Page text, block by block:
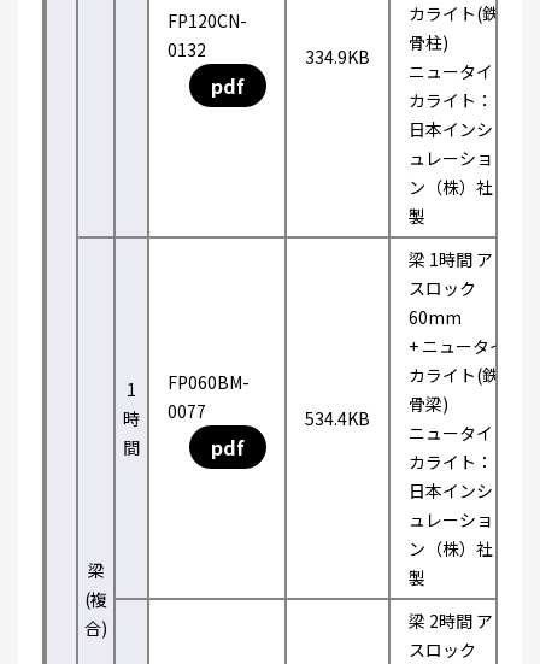
FP120CN-
0132
pdf
334.9KB
カライト(鉄
骨柱)
ニュータイ
カライト：
日本インシ
ュレーショ
ン（株）社
製
梁
(複
合)
1
時
間
FP060BM-
0077
pdf
534.4KB
梁 1時間 ア
スロック
60mm
+ ニュータイ
カライト(鉄
骨梁)
ニュータイ
カライト：
日本インシ
ュレーショ
ン（株）社
製
梁 2時間 ア
スロック